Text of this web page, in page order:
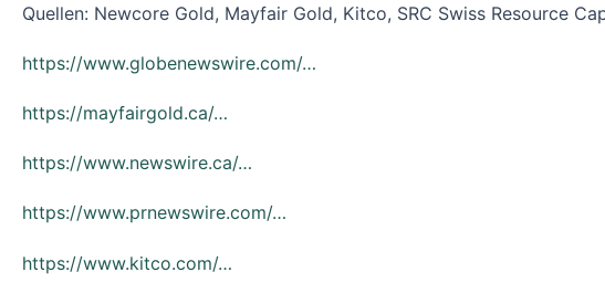
Quellen: Newcore Gold, Mayfair Gold, Kitco, SRC Swiss Resource
https://www.globenewswire.com/…
https://mayfairgold.ca/…
https://www.newswire.ca/…
https://www.prnewswire.com/…
https://www.kitco.com/…